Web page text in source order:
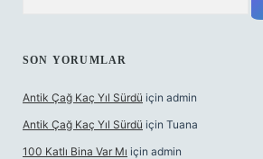
SON YORUMLAR
Antik Çağ Kaç Yıl Sürdü için admin
Antik Çağ Kaç Yıl Sürdü için Tuana
100 Katlı Bina Var Mı için admin